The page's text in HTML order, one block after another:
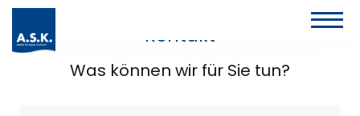
Kontakt
Was können wir für Sie tun?